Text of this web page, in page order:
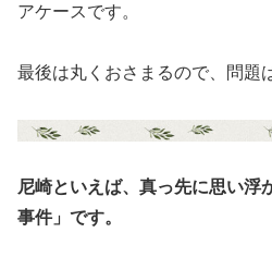
アケースです。
最後は丸くおさまるので、問題
尼崎といえば、真っ先に思い浮
事件」です。